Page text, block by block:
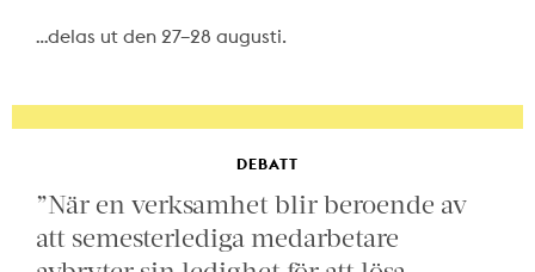
…delas ut den 27–28 augusti.
DEBATT
”När en verksamhet blir beroende av
att semesterlediga medarbetare